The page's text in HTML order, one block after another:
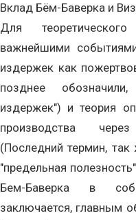
Вклад Бём-Баверка и
Для
важнейшими
издержек как
позднее обозначили,
издержек") и теория
производства
(Последний термин,
"предельная
Бем-Баверка в
заключается, главным